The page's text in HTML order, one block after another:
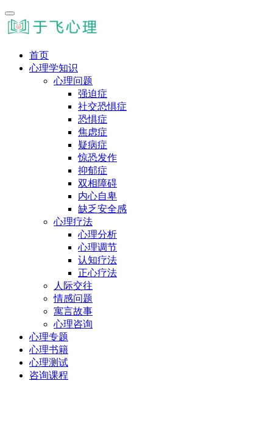
首页
心理学知识
心理问题
强迫症
社交恐惧症
恐惧症
焦虑症
疑病症
惊恐发作
抑郁症
双相障碍
内心自卑
缺乏安全感
心理疗法
心理分析
心理调节
认知疗法
正心疗法
人际交往
情感问题
寓言故事
心理咨询
心理专题
心理书籍
心理测试
咨询课程